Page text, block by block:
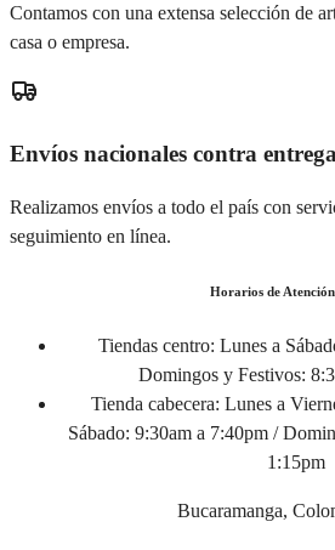
Contamos con una extensa selección de
casa o empresa.
Envíos nacionales contra entrega
Realizamos envíos a todo el país con
seguimiento en línea.
Horarios de Atención
Tiendas centro: Lunes a
Domingos y Festivos:
Tienda cabecera: Lunes a
Sábado: 9:30am a 7:40pm /
1:15pm
Bucaramanga,